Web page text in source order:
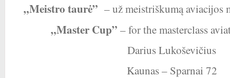
„Meistro taurė” – už meistriškumą aviacijos
„Master Cup” – for the masterclass
Darius Lukoševičius
Kaunas – Sparnai 72